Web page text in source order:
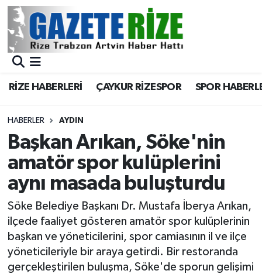
RİZE HABERLERİ ÇAYKUR RİZESPOR SPOR
HABERLER AYDIN
Başkan Arıkan, Söke'nin
amatör spor kulüplerini
aynı masada buluşturdu
Söke Belediye Başkanı Dr. Mustafa İberya Arıkan,
ilçede faaliyet gösteren amatör spor kulüplerinin
başkan ve yöneticilerini, spor camiasının il ve ilçe
yöneticileriyle bir araya getirdi. Bir restoranda
gerçekleştirilen buluşma, Söke'de sporun gelişimi
BÖLGEMİZ
Asayiş
Rize Jandarma Komutanlığı
Bilim Teknoloji
Advertising news
Canlı Maç
Merkez Nöbetçi Eczaneler
Merkez Trafik Yoğunluk Haritası
Süper Lig Puan Durumu ve Fikstür
Tüm Manşetler
Haber Arşivi